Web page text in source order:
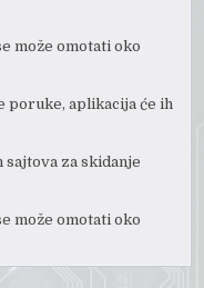
može omotati oko
poruke, aplikacija će ih
za skidanje
može omotati oko